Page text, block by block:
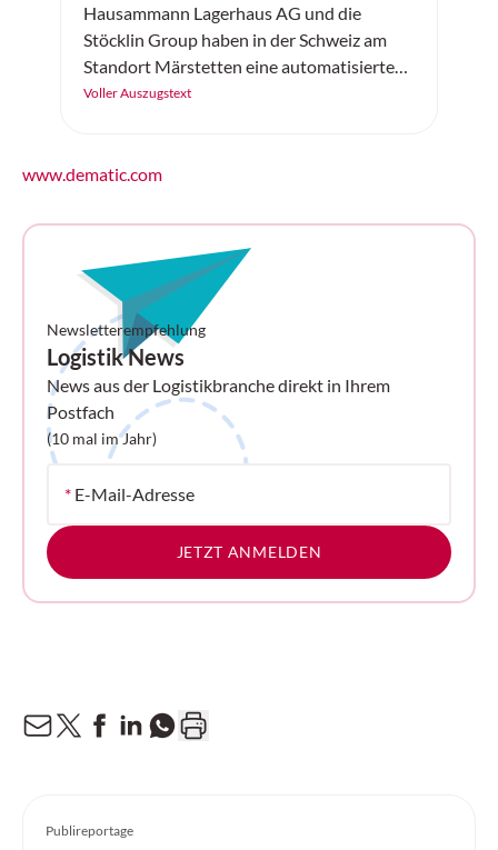
Hausammann Lagerhaus AG und die
Stöcklin Group haben in der Schweiz am
Standort Märstetten eine automatisierte
Gefahrstoff- und Tiefkühllösung realisiert.
Voller Auszugstext
www.dematic.com
Newsletterempfehlung
Logistik News
News aus der Logistikbranche direkt in Ihrem
Postfach
(10 mal im Jahr)
* E-Mail-Adresse
JETZT ANMELDEN
Publireportage